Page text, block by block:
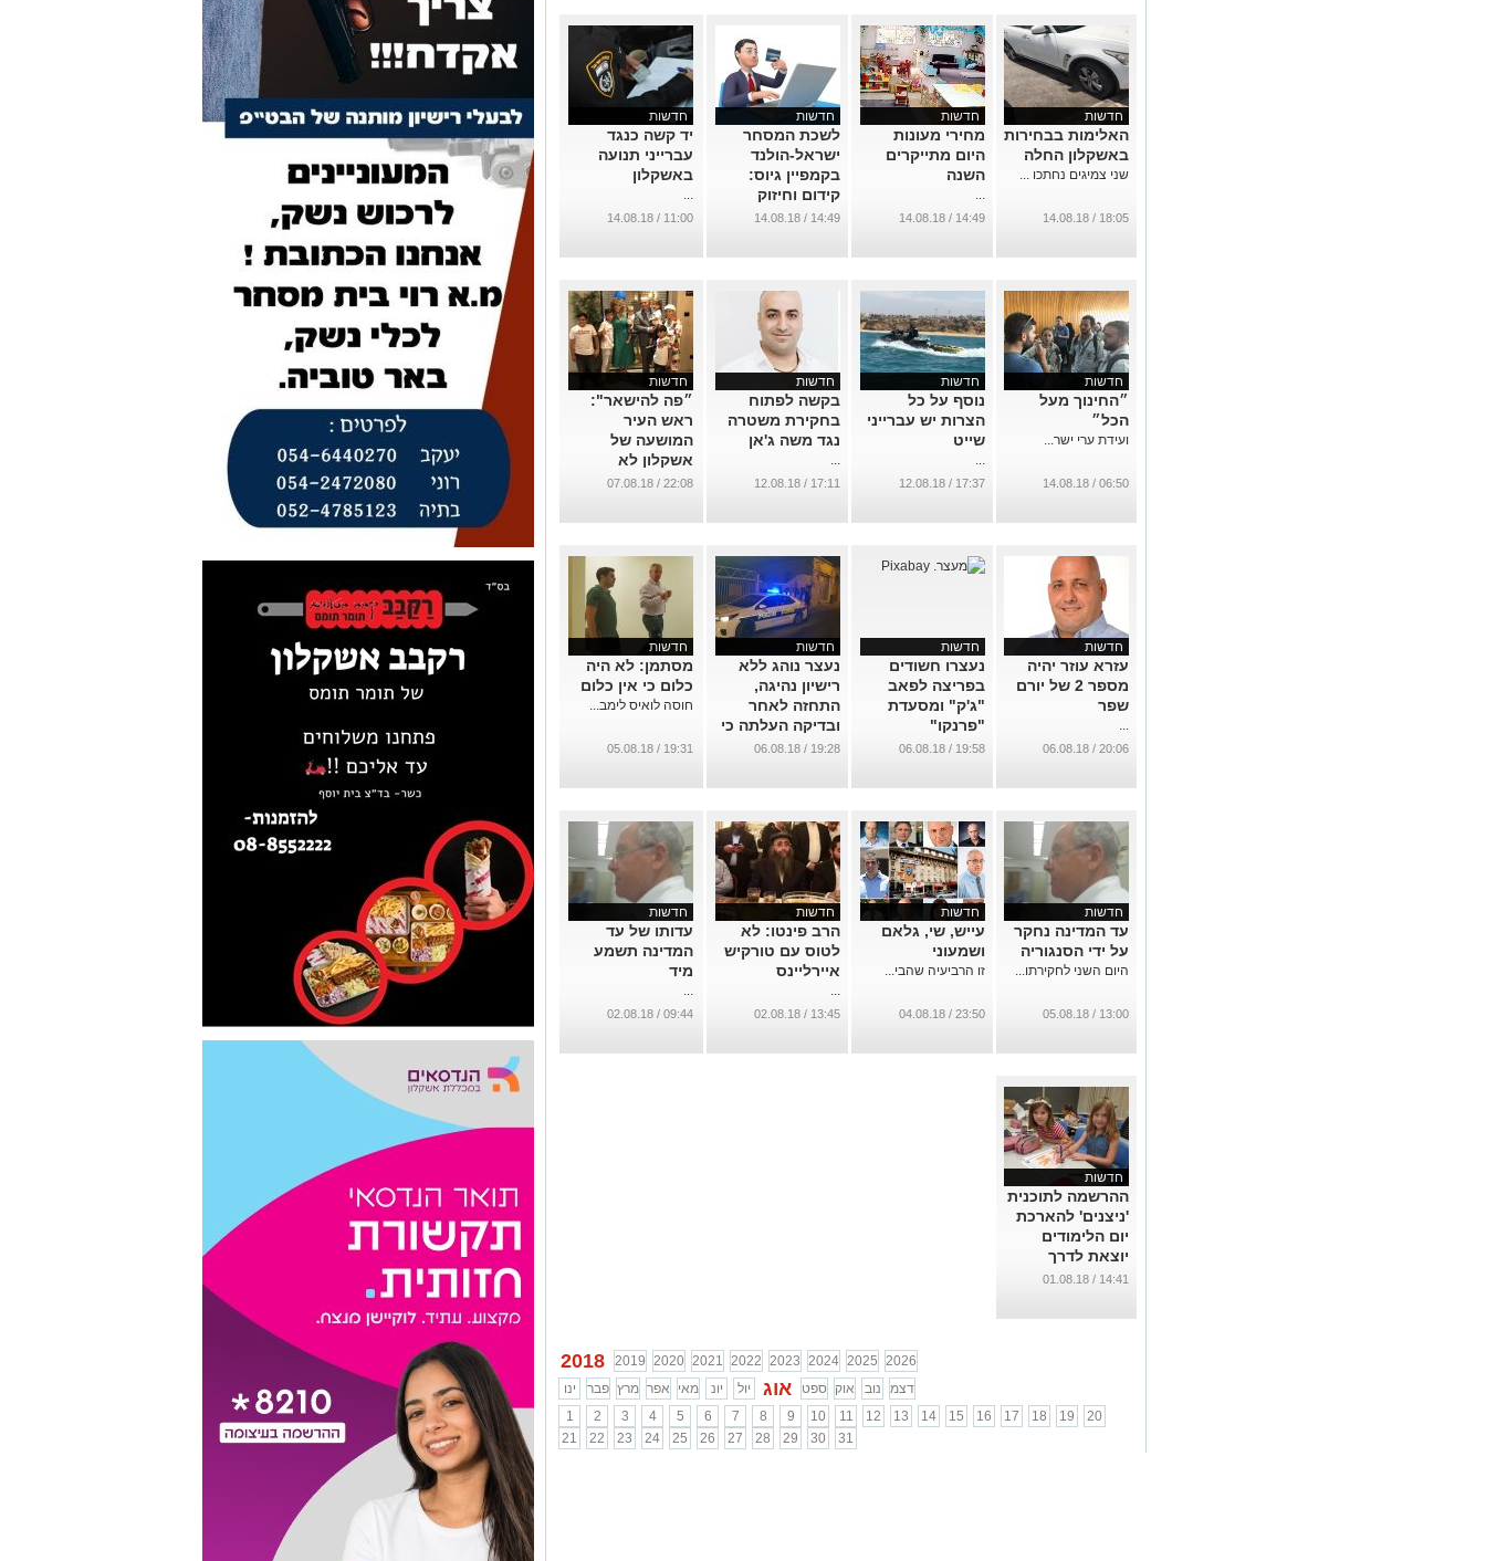
חדשות
האלימות בבחירות
באשקלון החלה
שני צמיגים נחתכו ...
18:05 / 14.08.18
חדשות
מחירי מעונות
היום מתייקרים
השנה
...
14:49 / 14.08.18
חדשות
לשכת המסחר
ישראל-הולנד
בקמפיין גיוס:
קידום וחיזוק
העסקים באשקלון
...
14:49 / 14.08.18
חדשות
יד קשה כנגד
עברייני תנועה
באשקלון
...
11:00 / 14.08.18
חדשות
״החינוך מעל
הכל״
ועידת ערי ישר...
06:50 / 14.08.18
חדשות
נוסף על כל
הצרות יש עברייני
שייט
...
17:37 / 12.08.18
חדשות
בקשה לפתוח
בחקירת משטרה
נגד משה ג'אן
...
17:11 / 12.08.18
חדשות
״פה להישאר":
ראש העיר
המושעה של
אשקלון לא
מתרגש מהאישום
...
22:08 / 07.08.18
חדשות
עזרא עוזר יהיה
מספר 2 של יורם
שפר
...
20:06 / 06.08.18
חדשות
נעצרו חשודים
בפריצה לפאב
"ג'ק" ומסעדת
"פרנקו"
...
19:58 / 06.08.18
חדשות
נעצר נוהג ללא
רישיון נהיגה,
התחזה לאחר
ובדיקה העלתה כי
נוהג בהשפעת סם
...
19:28 / 06.08.18
חדשות
מסתמן: לא היה
כלום כי אין כלום
חוסה לואיס לימב...
19:31 / 05.08.18
חדשות
עד המדינה נחקר
על ידי הסנגוריה
היום השני לחקירתו...
13:00 / 05.08.18
חדשות
עייש, שי, גלאם
ושמעוני
זו הרביעיה שהבי...
23:50 / 04.08.18
חדשות
הרב פינטו: לא
לטוס עם טורקיש
איירליינס
...
13:45 / 02.08.18
חדשות
עדותו של עד
המדינה תשמע
מיד
...
09:44 / 02.08.18
חדשות
ההרשמה לתוכנית
'ניצנים' להארכת
יום הלימודים
יוצאת לדרך
...
14:41 / 01.08.18
2018 2019 2020 2021 2022 2023 2024 2025 2026
ינו
פבר מרץ אפר מאי יונ יול אוג ספט אוק נוב
דצמ
1
2 3 4 5 6 7 8 9 10 11 12 13 14 15 16 17 18 19
20
21
22 23 24 25 26 27 28 29 30 31